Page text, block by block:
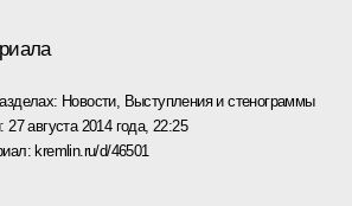
Новости, Выступления и стенограммы
27 августа 2014 года, 22:25
kremlin.ru/d/46501